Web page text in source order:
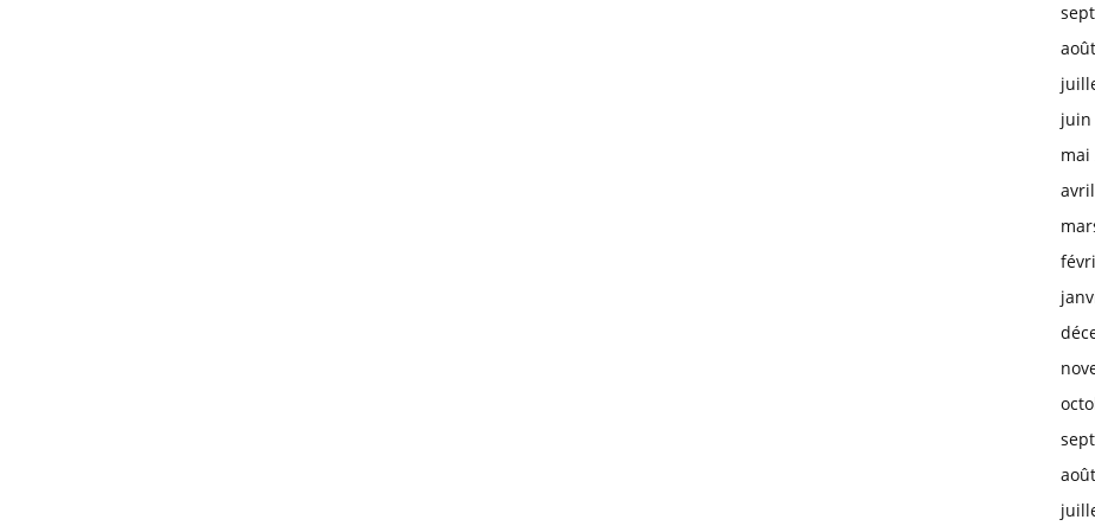
juin
mai